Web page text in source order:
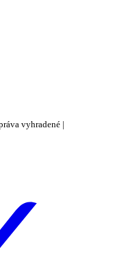
vyhradené |